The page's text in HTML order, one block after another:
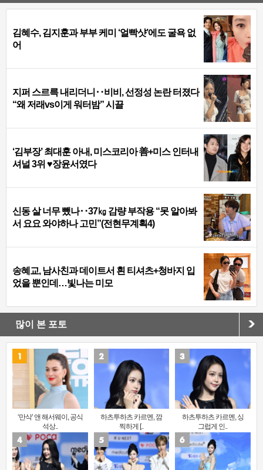
김혜수, 김지훈과 부부 케미 ‘얼빡샷’에도 굴욕 없
어
지퍼 스르륵 내리더니‥비비, 선정성 논란 터졌다
“왜 저래vs이게 워터밤” 시끌
‘김부장’ 최대훈 아내, 미스코리아 善+미스 인터내
셔널 3위 ♥장윤서였다
신동 살 너무 뺐나‥37㎏ 감량 부작용 “못 알아봐
서 요요 와야하나 고민”(전현무계획4)
송혜교, 남사친과 데이트서 흰 티셔츠+청바지 입
었을 뿐인데…빛나는 미모
많이 본 포토
‘만삭’ 앤 해서웨이, 공식
석상..
하츠투하츠 카르멘, 깜
찍하게 [..
하츠투하츠 카르멘, 싱
그럽게 인..